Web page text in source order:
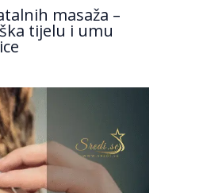
masaža –
tijelu i umu